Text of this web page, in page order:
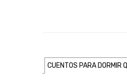
CUENTOS PARA DORMIR